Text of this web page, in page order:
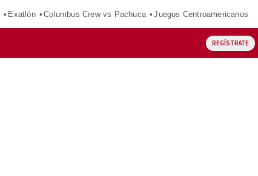
Exatlón Columbus Crew vs Pachuca Juegos Centroamericanos
REGÍSTRATE